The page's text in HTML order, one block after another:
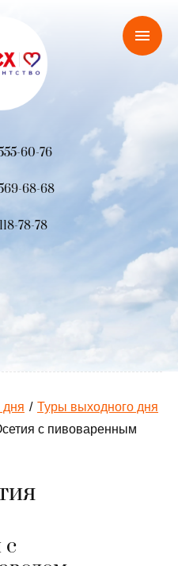
60-76
68-68
78-78
дня / Туры выходного дня
с пивоваренным
с